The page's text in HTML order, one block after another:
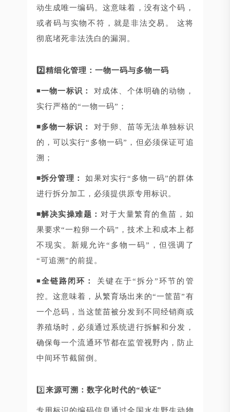
动生成唯一编码。这意味着，没有这个码，
或者码与实物不符，就是非法交易。 这将
彻底堵死非法洗白的漏洞。
2️⃣精细化管理：一物一码与多物一码
◾一物一标识：
对成体、个体明确的动物，
实行严格的“一物一码”；
◾多物一标识：
对于卵、苗等无法单独标识
的，可以实行“多物一码”，但必须保证可追
溯；
◾拆分管理：
如果对实行“多物一码”的群体
进行拆分加工，必须提供原专用标识。
◾解决实操难题： 对于大量繁育的鱼苗，如
果要求“一粒卵一个码”，技术上和成本上都
不现实。新规允许“多物一码”，但强调了
“可追溯”的前提。
◾全链路闭环：
关键在于“拆分”环节的管
控。这意味着，从繁育场出来的“一筐苗”有
一个总码，当这筐苗被分发到不同经销商或
养殖场时，必须通过系统进行拆解和分发，
确保每一个流通环节都在监管视野内，防止
中间环节截留倒。
3️⃣ 来源可溯：数字化时代的“铁证”